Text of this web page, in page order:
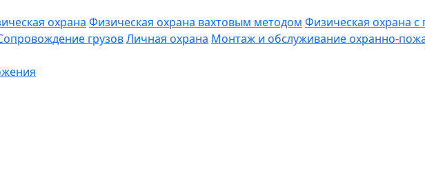
охрана Физическая охрана вахтовым методом Физическая охрана
грузовЛичная охрана Монтаж и обслуживание охранно-